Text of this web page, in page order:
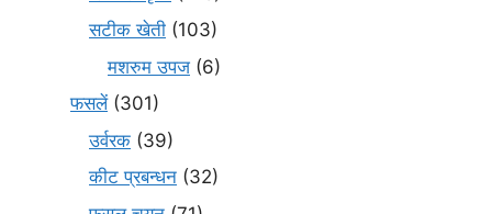
सटीक खेती (103)
मशरुम उपज (6)
फसलें(301)
उर्वरक (39)
कीट प्रबन्धन (32)